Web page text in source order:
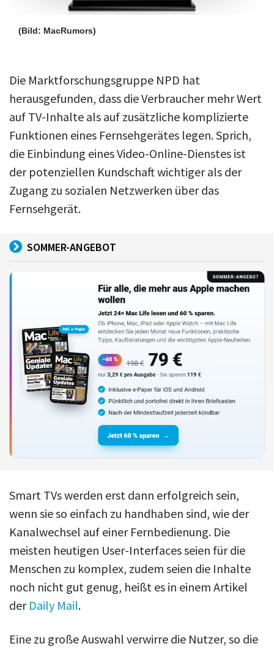
(Bild: MacRumors)
Die Marktforschungsgruppe NPD hat
herausgefunden, dass die Verbraucher mehr Wert
auf TV-Inhalte als auf zusätzliche komplizierte
Funktionen eines Fernsehgerätes legen. Sprich,
die Einbindung eines Video-Online-Dienstes ist
der potenziellen Kundschaft wichtiger als der
Zugang zu sozialen Netzwerken über das
Fernsehgerät.
SOMMER-ANGEBOT
Smart TVs werden erst dann erfolgreich sein,
wenn sie so einfach zu handhaben sind, wie der
Kanalwechsel auf einer Fernbedienung. Die
meisten heutigen User-Interfaces seien für die
Menschen zu komplex, zudem seien die Inhalte
noch nicht gut genug, heißt es in einem Artikel
der Daily Mail.
Eine zu große Auswahl verwirre die Nutzer, so die